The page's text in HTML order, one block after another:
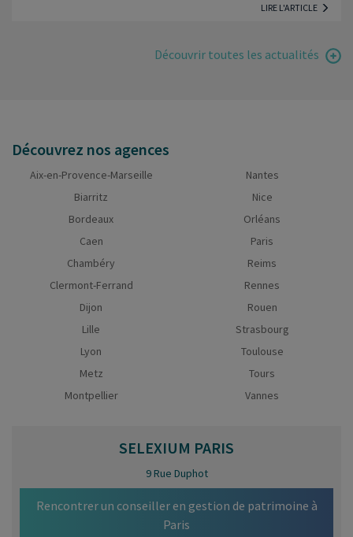
LIRE L'ARTICLE
Découvrir toutes les actualités
Découvrez nos agences
Aix-en-Provence-Marseille
Biarritz
Bordeaux
Caen
Chambéry
Clermont-Ferrand
Dijon
Lille
Lyon
Metz
Montpellier
Nantes
Nice
Orléans
Paris
Reims
Rennes
Rouen
Strasbourg
Toulouse
Tours
Vannes
SELEXIUM PARIS
9 Rue Duphot
Rencontrer un conseiller en gestion de patrimoine à
Paris